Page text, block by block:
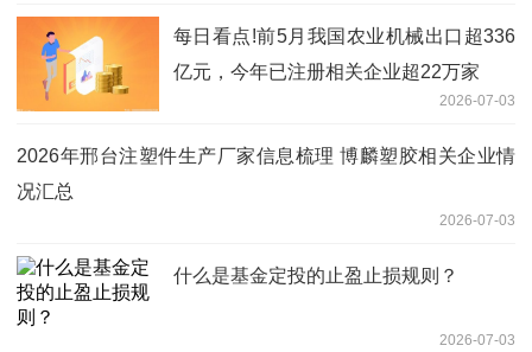
每日看点!前5月我国农业机械出口超336
亿元，今年已注册相关企业超22万家
2026-07-03
2026年邢台注塑件生产厂家信息梳理 博麟塑胶相关企业情
况汇总
2026-07-03
什么是基金定投的止盈止损规则？
2026-07-03